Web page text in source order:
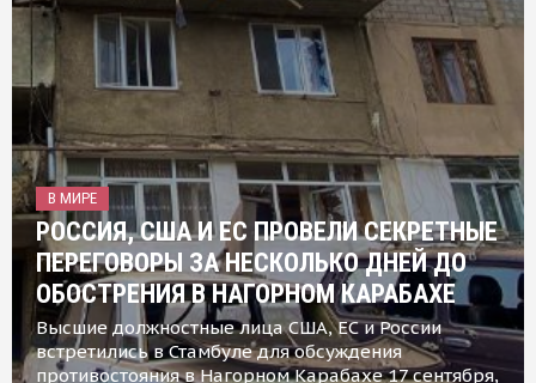
В МИРЕ
РОССИЯ, США И ЕС ПРОВЕЛИ СЕКРЕТНЫЕ
ПЕРЕГОВОРЫ ЗА НЕСКОЛЬКО ДНЕЙ ДО
ОБОСТРЕНИЯ В НАГОРНОМ КАРАБАХЕ
Высшие должностные лица США, ЕС и России
встретились в Стамбуле для обсуждения
противостояния в Нагорном Карабахе 17 сентября,